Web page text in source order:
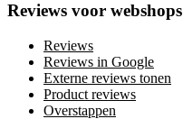
Reviews voor webshops
Reviews
Reviews in Google
Externe reviews tonen
Product reviews
Overstappen